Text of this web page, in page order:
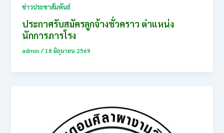
ข่าวประชาสัมพันธ์
ประกาศรับสมัครลูกจ้างชั่วคราว ตำแหน่ง
นักการภารโรง
admin/18 มิถุนายน 2569